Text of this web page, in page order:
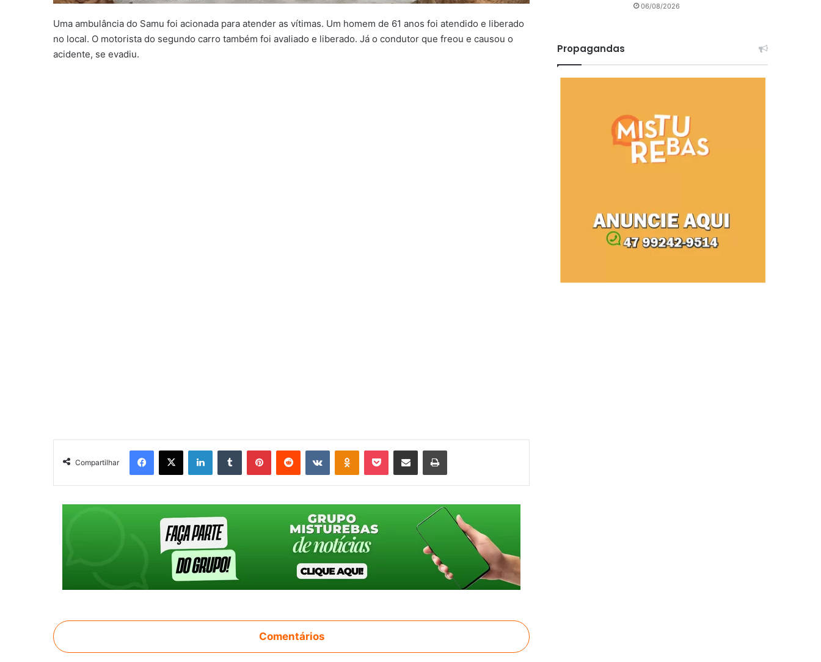
Uma ambulância do Samu foi acionada para atender as vítimas. Um homem de 61 anos foi atendido e liberado
no local. O motorista do segundo carro também foi avaliado e liberado. Já o condutor que freou e causou o
acidente, se evadiu.
Compartilhar
Comentários
06/08/2026
Propagandas